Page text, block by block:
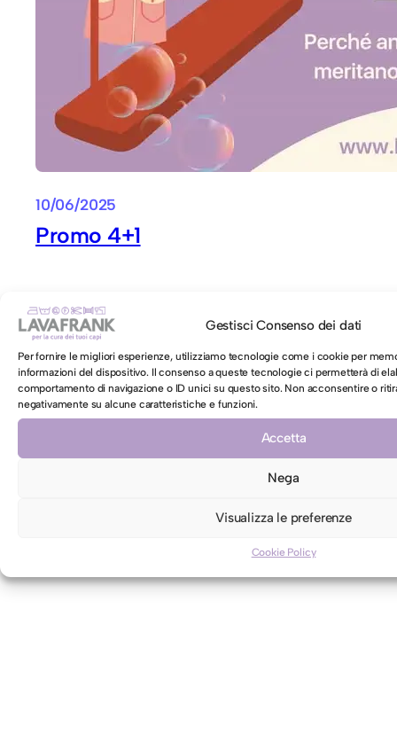
Gestisci Consenso dei dati
Per fornire le migliori esperienze, utilizziamo tecnologie come i cookie per
informazioni del dispositivo. Il consenso a queste tecnologie ci permetterà di
comportamento di navigazione o ID unici su questo sito. Non acconsentire o
negativamente su alcune caratteristiche e funzioni.
Accetta
Nega
Visualizza le preferenze
Cookie Policy
10/06/2025
Promo 4+1